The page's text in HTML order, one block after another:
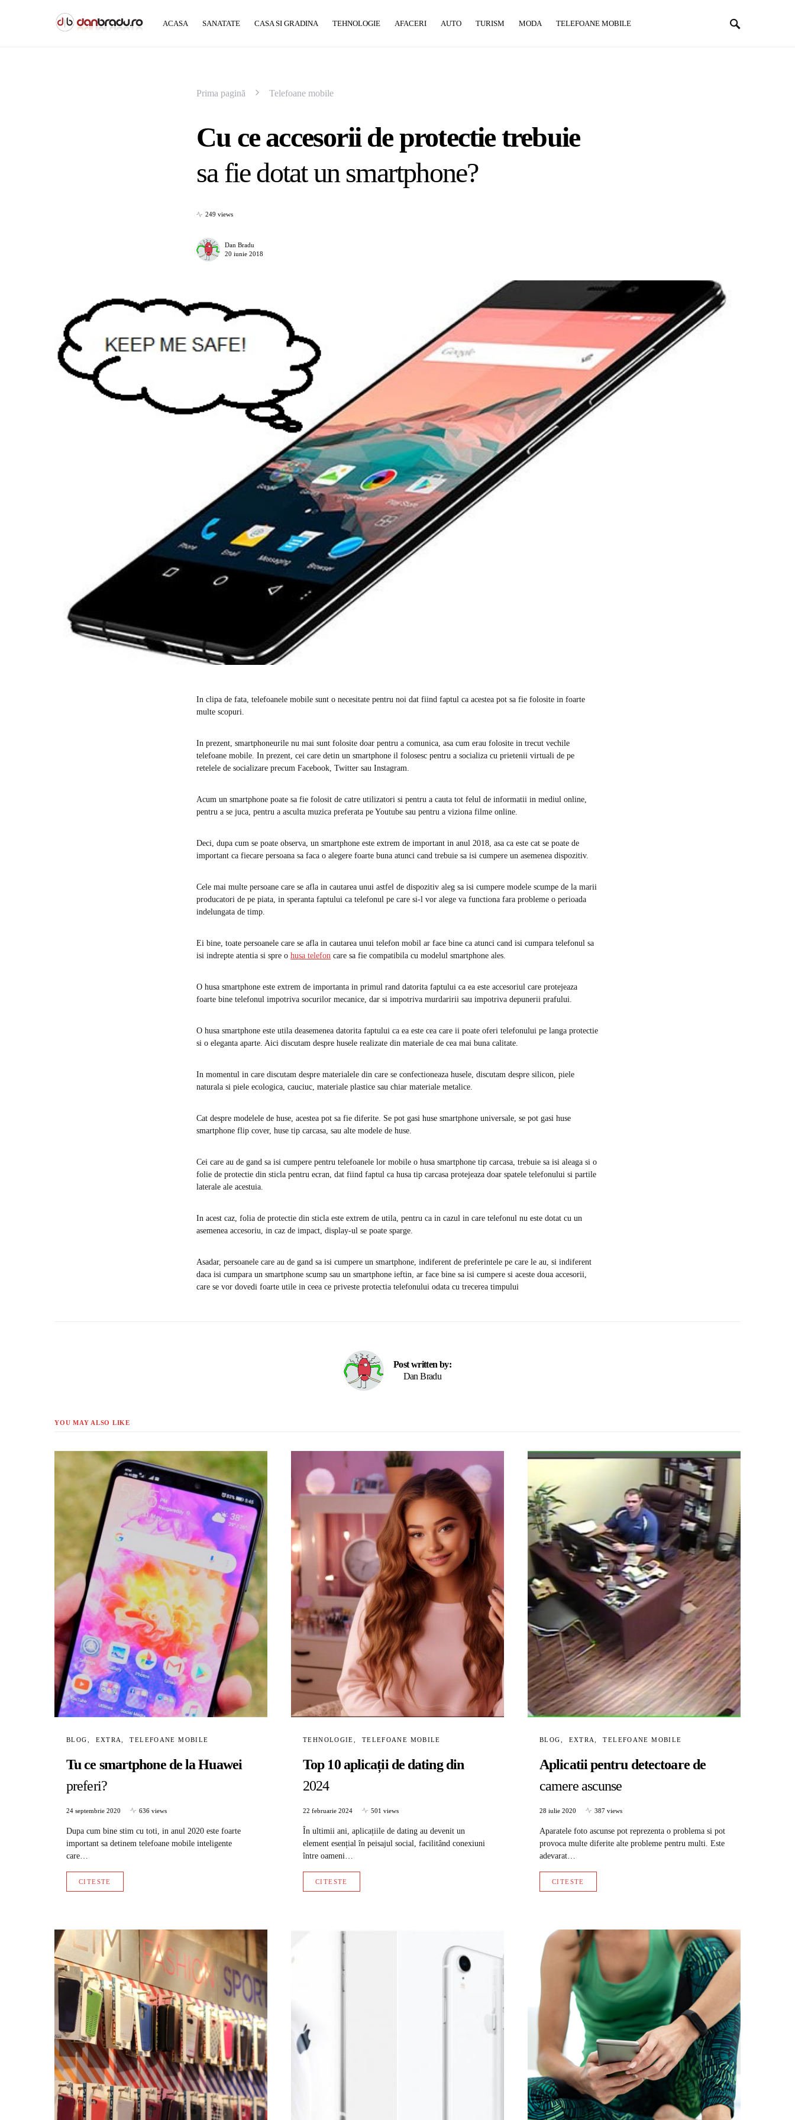
ACASA SANATATE CASA SI GRADINA TEHNOLOGIE AFACERI AUTO TURISM MODA TELEFOANE MOBILE
Prima pagină Telefoane mobile
Cu ce accesorii de protectie trebuie
sa fie dotat un smartphone?
249 views
Dan Bradu
20 iunie 2018
In clipa de fata, telefoanele mobile sunt o necesitate pentru noi dat fiind faptul ca acestea pot sa fie folosite in foarte
multe scopuri.
In prezent, smartphoneurile nu mai sunt folosite doar pentru a comunica, asa cum erau folosite in trecut vechile
telefoane mobile. In prezent, cei care detin un smartphone il folosesc pentru a socializa cu prietenii virtuali de pe
retelele de socializare precum Facebook, Twitter sau Instagram.
Acum un smartphone poate sa fie folosit de catre utilizatori si pentru a cauta tot felul de informatii in mediul online,
pentru a se juca, pentru a asculta muzica preferata pe Youtube sau pentru a viziona filme online.
Deci, dupa cum se poate observa, un smartphone este extrem de important in anul 2018, asa ca este cat se poate de
important ca fiecare persoana sa faca o alegere foarte buna atunci cand trebuie sa isi cumpere un asemenea dispozitiv.
Cele mai multe persoane care se afla in cautarea unui astfel de dispozitiv aleg sa isi cumpere modele scumpe de la marii
producatori de pe piata, in speranta faptului ca telefonul pe care si-l vor alege va functiona fara probleme o perioada
indelungata de timp.
Ei bine, toate persoanele care se afla in cautarea unui telefon mobil ar face bine ca atunci cand isi cumpara telefonul sa
isi indrepte atentia si spre o husa telefon care sa fie compatibila cu modelul smartphone ales.
O husa smartphone este extrem de importanta in primul rand datorita faptului ca ea este accesoriul care protejeaza
foarte bine telefonul impotriva socurilor mecanice, dar si impotriva murdaririi sau impotriva depunerii prafului.
O husa smartphone este utila deasemenea datorita faptului ca ea este cea care ii poate oferi telefonului pe langa protectie
si o eleganta aparte. Aici discutam despre husele realizate din materiale de cea mai buna calitate.
In momentul in care discutam despre materialele din care se confectioneaza husele, discutam despre silicon, piele
naturala si piele ecologica, cauciuc, materiale plastice sau chiar materiale metalice.
Cat despre modelele de huse, acestea pot sa fie diferite. Se pot gasi huse smartphone universale, se pot gasi huse
smartphone flip cover, huse tip carcasa, sau alte modele de huse.
Cei care au de gand sa isi cumpere pentru telefoanele lor mobile o husa smartphone tip carcasa, trebuie sa isi aleaga si o
folie de protectie din sticla pentru ecran, dat fiind faptul ca husa tip carcasa protejeaza doar spatele telefonului si partile
laterale ale acestuia.
In acest caz, folia de protectie din sticla este extrem de utila, pentru ca in cazul in care telefonul nu este dotat cu un
asemenea accesoriu, in caz de impact, display-ul se poate sparge.
Asadar, persoanele care au de gand sa isi cumpere un smartphone, indiferent de preferintele pe care le au, si indiferent
daca isi cumpara un smartphone scump sau un smartphone ieftin, ar face bine sa isi cumpere si aceste doua accesorii,
care se vor dovedi foarte utile in ceea ce priveste protectia telefonului odata cu trecerea timpului
Post written by:
Dan Bradu
YOU MAY ALSO LIKE
BLOG EXTRA TELEFOANE MOBILE
Tu ce smartphone de la Huawei
preferi?
24 septembrie 2020 636 views
Dupa cum bine stim cu toti, in anul 2020 este foarte
important sa detinem telefoane mobile inteligente
care…
CITESTE
TEHNOLOGIE TELEFOANE MOBILE
Top 10 aplicații de dating din
2024
22 februarie 2024 501 views
În ultimii ani, aplicațiile de dating au devenit un
element esențial în peisajul social, facilitând conexiuni
între oameni…
CITESTE
BLOG EXTRA TELEFOANE MOBILE
Aplicatii pentru detectoare de
camere ascunse
28 iulie 2020 387 views
Aparatele foto ascunse pot reprezenta o problema si pot
provoca multe diferite alte probleme pentru multi. Este
adevarat…
CITESTE